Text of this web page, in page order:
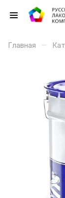
Главная –